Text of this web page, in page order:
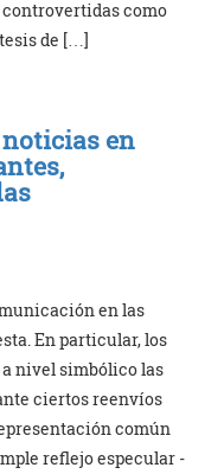
como
de […]
en
en las
En particular, los
nivel simbólico las
ciertos reenvíos
común
reflejo especular -